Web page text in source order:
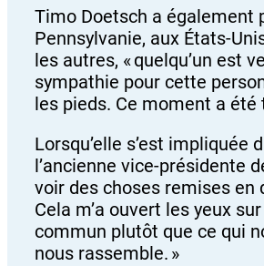
Timo Doetsch a également
Pennsylvanie, aux États-
les autres, « quelqu’un est
sympathie pour cette
les pieds. Ce moment a
Lorsqu’elle s’est
l’ancienne vice-présidente
voir des choses remises
Cela m’a ouvert les yeux
commun plutôt que ce qui
nous rassemble. »